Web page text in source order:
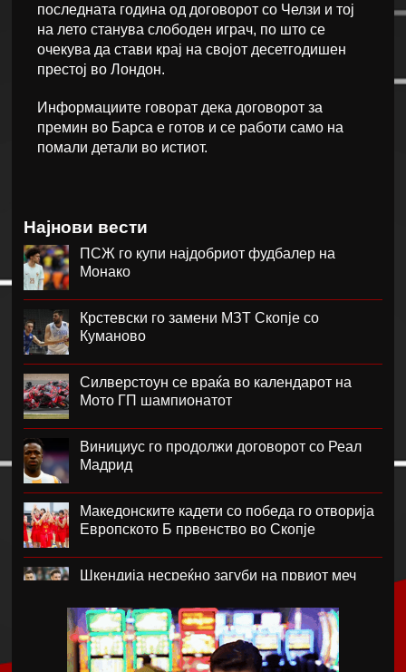
последната година од договорот со Челзи и тој
на лето станува слободен играч, по што се
очекува да стави крај на својот десетгодишен
престој во Лондон.
Информациите говорат дека договорот за
премин во Барса е готов и се работи само на
помали детали во истиот.
Најнови вести
ПСЖ го купи најдобриот фудбалер на
Монако
Крстевски го замени МЗТ Скопје со
Куманово
Силверстоун се враќа во календарот на
Мото ГП шампионатот
Винициус го продолжи договорот со Реал
Мадрид
Македонските кадети со победа го отворија
Европското Б првенство во Скопје
Шкендија несреќно загуби на првиот меч
Реал го официјализира рекордниот
трансфер на Диоманде